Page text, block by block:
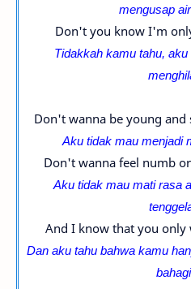
mengusap
Don't you know I'm
Tidakkah kamu tahu,
Don't wanna be young and
Aku tidak mau menjadi
Don't wanna feel numb
Aku tidak mau mati rasa
And I know that you only
Dan aku tahu bahwa kamu